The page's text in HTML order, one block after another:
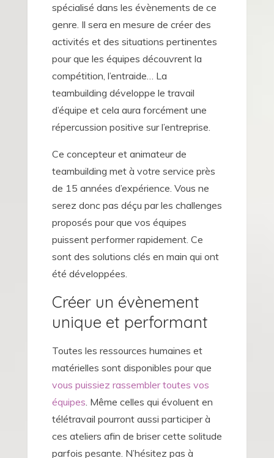
spécialisé dans les évènements de ce
genre. Il sera en mesure de créer des
activités et des situations pertinentes
pour que les équipes découvrent la
compétition, l’entraide… La
teambuilding développe le travail
d’équipe et cela aura forcément une
répercussion positive sur l’entreprise.
Ce concepteur et animateur de
teambuilding met à votre service près
de 15 années d’expérience. Vous ne
serez donc pas déçu par les challenges
proposés pour que vos équipes
puissent performer rapidement. Ce
sont des solutions clés en main qui ont
été développées.
Créer un évènement
unique et performant
Toutes les ressources humaines et
matérielles sont disponibles pour que
vous puissiez rassembler toutes vos
équipes. Même celles qui évoluent en
télétravail pourront aussi participer à
ces ateliers afin de briser cette solitude
parfois pesante. N’hésitez pas à